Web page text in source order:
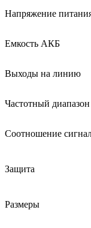
Напряжение
Емкость АКБ
Выходы на линию
Частотный диапазон
Соотношение
Защита
Размеры